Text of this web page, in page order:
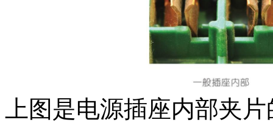
上图是电源插座内部夹